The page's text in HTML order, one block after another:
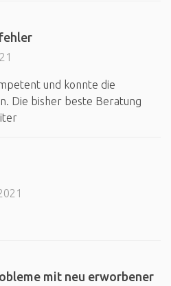
und konnte die
Die bisher beste Beratung
mit neu erworbener